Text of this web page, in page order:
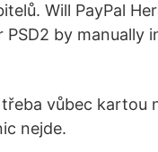
Will PayPal
by
vůbec kartou
nejde.